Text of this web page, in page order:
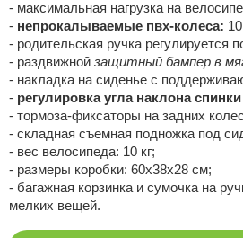
- максимальная нагрузка на
- непрокалываемые пвх-колеса:
- родительская ручка регулируется
- раздвижной защитный бампер в
- накладка на сиденье с
- регулировка угла наклона
- тормоза-фиксаторы на задних
- складная съемная подножка под
- вес велосипеда: 10 кг;
- размеры коробки: 60х38х28 см;
- багажная корзинка и сумочка на
мелких вещей.